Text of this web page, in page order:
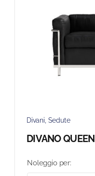
Divani, Sedute
DIVANO QUEEN
Noleggio per: